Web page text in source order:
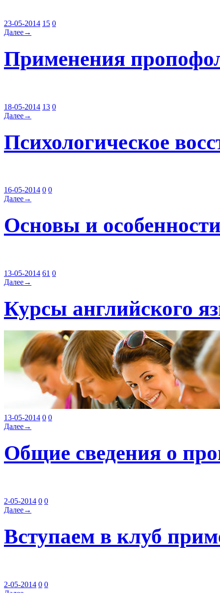
23-05-2014 15 0
Далее→
Применения
18-05-2014 13 0
Далее→
Психологическое
16-05-2014 0 0
Далее→
Основы и
13-05-2014 61 0
Далее→
Курсы английского
13-05-2014 0 0
Далее→
Общие сведения о
2-05-2014 0 0
Далее→
Вступаем в клуб
2-05-2014 0 0